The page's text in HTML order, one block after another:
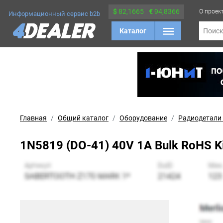
Информационный сервис b2b $ 82,1665 €94,8366
Каталог
О
Поиск
Главная Общий каталог Оборудование
1N5819 (DO-41) 40V 1A Bulk RoHS